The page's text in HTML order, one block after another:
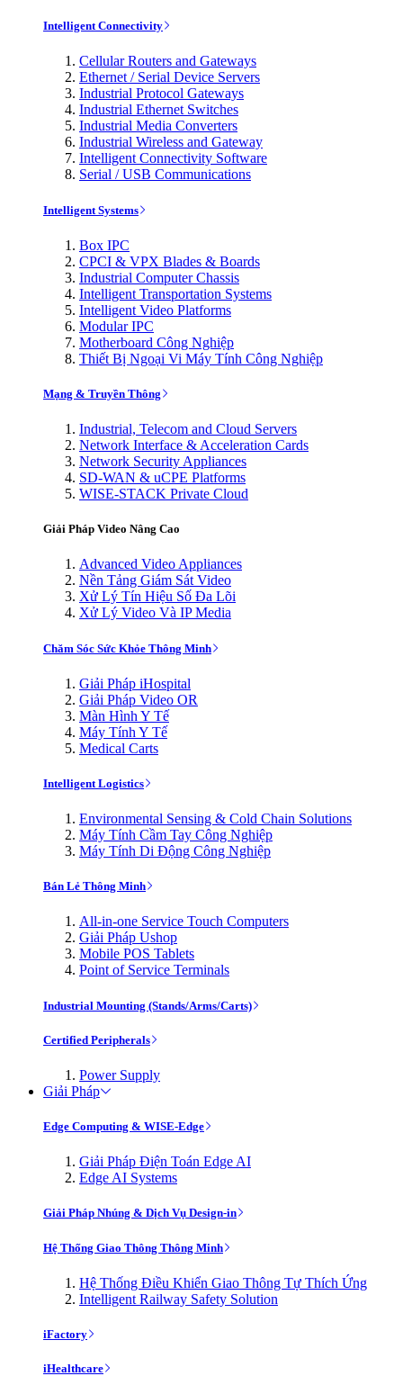
Intelligent Connectivity
Cellular Routers and Gateways
Ethernet / Serial Device Servers
Industrial Protocol Gateways
Industrial Ethernet Switches
Industrial Media Converters
Industrial Wireless and Gateway
Intelligent Connectivity Software
Serial / USB Communications
Intelligent Systems
Box IPC
CPCI & VPX Blades & Boards
Industrial Computer Chassis
Intelligent Transportation Systems
Intelligent Video Platforms
Modular IPC
Motherboard Công Nghiệp
Thiết Bị Ngoại Vi Máy Tính Công Nghiệp
Mạng & Truyền Thông
Industrial, Telecom and Cloud Servers
Network Interface & Acceleration Cards
Network Security Appliances
SD-WAN & uCPE Platforms
WISE-STACK Private Cloud
Giải Pháp Video Nâng Cao
Advanced Video Appliances
Nền Tảng Giám Sát Video
Xử Lý Tín Hiệu Số Đa Lõi
Xử Lý Video Và IP Media
Chăm Sóc Sức Khỏe Thông Minh
Giải Pháp iHospital
Giải Pháp Video OR
Màn Hình Y Tế
Máy Tính Y Tế
Medical Carts
Intelligent Logistics
Environmental Sensing & Cold Chain Solutions
Máy Tính Cầm Tay Công Nghiệp
Máy Tính Di Động Công Nghiệp
Bán Lẻ Thông Minh
All-in-one Service Touch Computers
Giải Pháp Ushop
Mobile POS Tablets
Point of Service Terminals
Industrial Mounting (Stands/Arms/Carts)
Certified Peripherals
Power Supply
Giải Pháp
Edge Computing & WISE-Edge
Giải Pháp Điện Toán Edge AI
Edge AI Systems
Giải Pháp Nhúng & Dịch Vụ Design-in
Hệ Thống Giao Thông Thông Minh
Hệ Thống Điều Khiển Giao Thông Tự Thích Ứng
Intelligent Railway Safety Solution
iFactory
iHealthcare